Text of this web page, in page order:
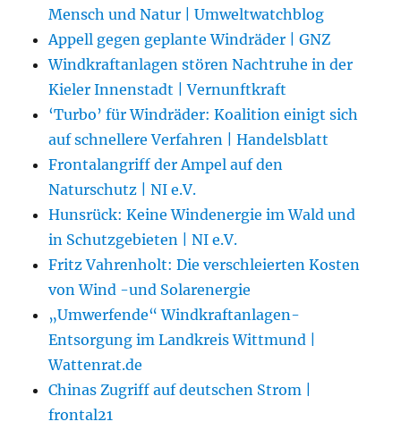
Mensch und Natur | Umweltwatchblog
Appell gegen geplante Windräder | GNZ
Windkraftanlagen stören Nachtruhe in der
Kieler Innenstadt | Vernunftkraft
‘Turbo’ für Windräder: Koalition einigt sich
auf schnellere Verfahren | Handelsblatt
Frontalangriff der Ampel auf den
Naturschutz | NI e.V.
Hunsrück: Keine Windenergie im Wald und
in Schutzgebieten | NI e.V.
Fritz Vahrenholt: Die verschleierten Kosten
von Wind -und Solarenergie
„Umwerfende“ Windkraftanlagen-
Entsorgung im Landkreis Wittmund |
Wattenrat.de
Chinas Zugriff auf deutschen Strom |
frontal21